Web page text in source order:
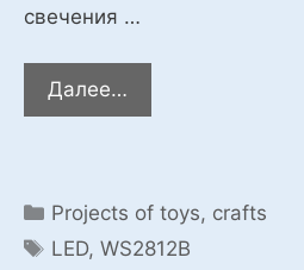
свечения …
Далее…
на
из
8-
Categories
Projects of toys, crafts
Tags
LED,WS2812B